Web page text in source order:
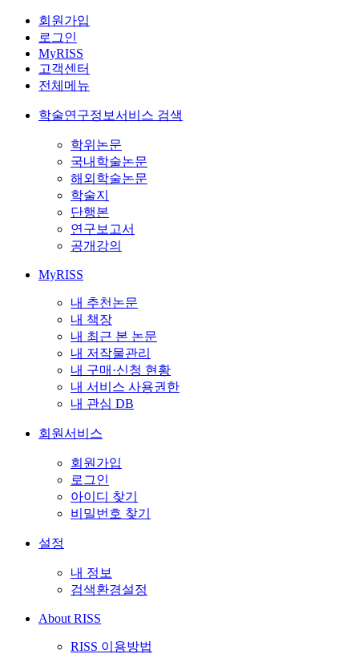
회원가입
로그인
MyRISS
고객센터
전체메뉴
학술연구정보서비스 검색
학위논문
국내학술논문
해외학술논문
학술지
단행본
연구보고서
공개강의
MyRISS
내 추천논문
내 책장
내 최근 본 논문
내 저작물관리
내 구매·신청 현황
내 서비스 사용권한
내 관심 DB
회원서비스
회원가입
로그인
아이디 찾기
비밀번호 찾기
설정
내 정보
검색환경설정
About RISS
RISS 이용방법